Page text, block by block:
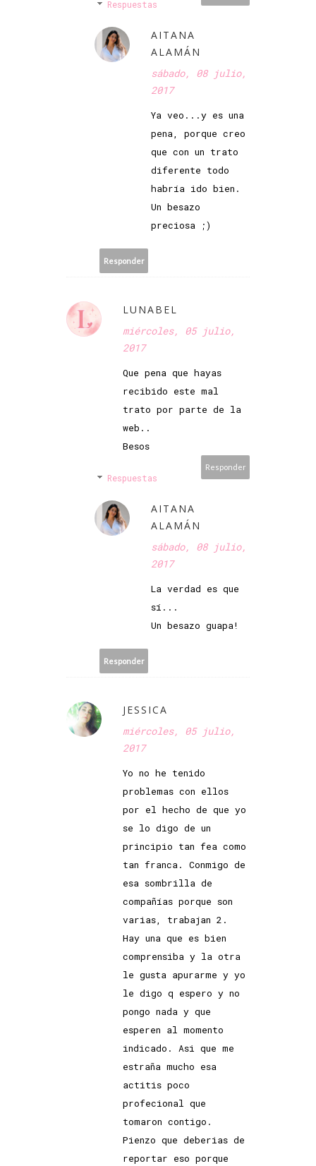
Respuestas
AITANA
ALAMÁN
sábado, 08 julio,
2017
Ya veo...y es una
pena, porque creo
que con un trato
diferente todo
habría ido bien.
Un besazo
preciosa ;)
Responder
LUNABEL
miércoles, 05 julio,
2017
Que pena que hayas
recibido este mal
trato por parte de la
web..
Besos
Responder
Respuestas
AITANA
ALAMÁN
sábado, 08 julio,
2017
La verdad es que
sí...
Un besazo guapa!
Responder
JESSICA
miércoles, 05 julio,
2017
Yo no he tenido
problemas con ellos
por el hecho de que yo
se lo digo de un
principio tan fea como
tan franca. Conmigo de
esa sombrilla de
compañías porque son
varias, trabajan 2.
Hay una que es bien
comprensiba y la otra
le gusta apurarme y yo
le digo q espero y no
pongo nada y que
esperen al momento
indicado. Asi que me
estraña mucho esa
actitis poco
profecional que
tomaron contigo.
Pienzo que deberias de
reportar eso porque